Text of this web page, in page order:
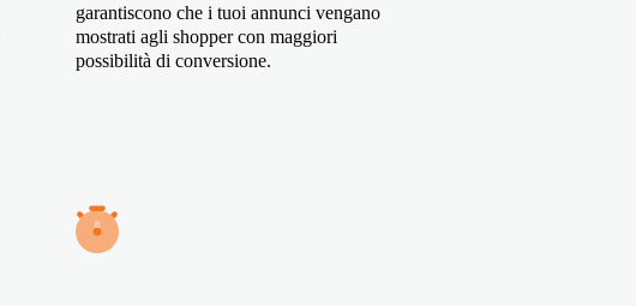
garantiscono che i tuoi annunci vengano
mostrati agli shopper con maggiori
possibilità di conversione.